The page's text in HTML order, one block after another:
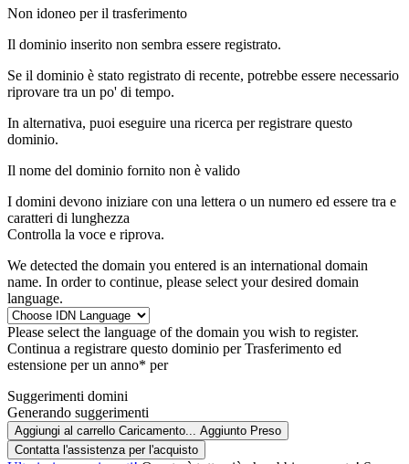
Non idoneo per il trasferimento
Il dominio inserito non sembra essere registrato.
Se il dominio è stato registrato di recente, potrebbe essere necessario
riprovare tra un po' di tempo.
In alternativa, puoi eseguire una ricerca per registrare questo
dominio.
Il nome del dominio fornito non è valido
I domini devono iniziare con una lettera o un numero ed essere tra e
caratteri di lunghezza
Controlla la voce e riprova.
We detected the domain you entered is an international domain
name. In order to continue, please select your desired domain
language.
Please select the language of the domain you wish to register.
Continua a registrare questo dominio per Trasferimento ed
estensione per un anno* per
Suggerimenti domini
Generando suggerimenti
Aggiungi al carrello Caricamento... Aggiunto Preso
Contatta l'assistenza per l'acquisto